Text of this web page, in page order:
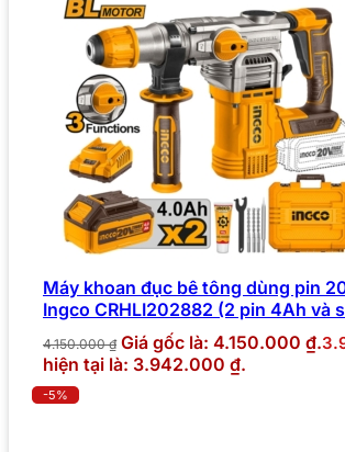
Máy khoan đục bê tông dùng pin
Ingco CRHLI202882 (2 pin 4Ah và
4.150.000₫ Giá gốc là: 4.150.000 ₫.
hiện tại là: 3.942.000 ₫.
-5%